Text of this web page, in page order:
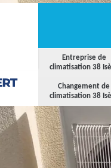
Entreprise de
climatisation 38
Changement de
climatisation 38